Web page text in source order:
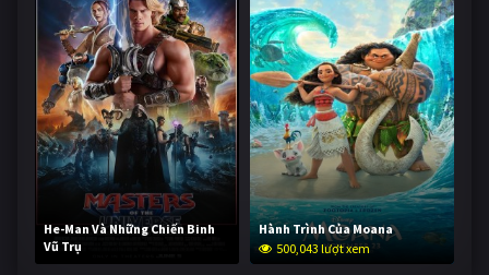
He-Man Và Những Chiến Binh
Vũ Trụ
249,562 lượt xem
Hành Trình Của Moana
500,043 lượt xem